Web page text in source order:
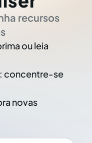
recursos
ou leia
concentre-se
novas